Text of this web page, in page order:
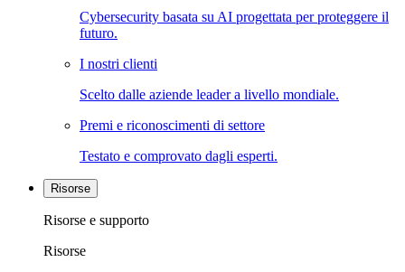
Cybersecurity basata su AI progettata per proteggere il
futuro.
I nostri clienti
Scelto dalle aziende leader a livello mondiale.
Premi e riconoscimenti di settore
Testato e comprovato dagli esperti.
Risorse
Risorse e supporto
Risorse